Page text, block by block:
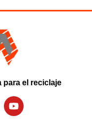
para el reciclaje